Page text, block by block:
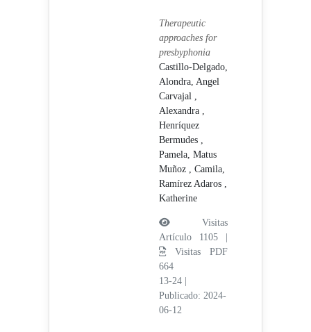
Therapeutic
approaches for
presbyphonia
Castillo-Delgado,
Alondra, Angel
Carvajal ,
Alexandra ,
Henríquez
Bermudes ,
Pamela, Matus
Muñoz , Camila,
Ramírez Adaros ,
Katherine
Visitas
Artículo 1105 |
Visitas PDF
664
13-24
Publicado: 2024-
06-12